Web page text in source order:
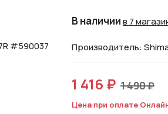
В наличиив 7
Производитель:
1 416 ₽ 1 490 ₽
Цена при оплате